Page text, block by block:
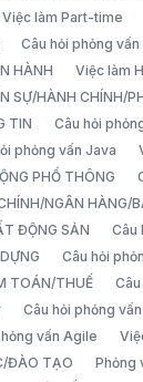
Việc làm Part-time
Câu hỏi phỏng vấn
HÀNH
Việc làm
SỰ/HÀNH CHÍNH/
TIN
Câu hỏi
phỏng vấn Java
PHỔ THÔNG
NGÂN HÀNG/
ĐỘNG SẢN Câu
Câu hỏi
TOÁN/THUẾ
Câu hỏi phỏng vấn
vấn Agile
ĐÀO TẠO Phỏng